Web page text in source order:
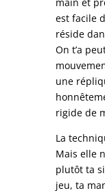
est facile
réside
On t’a
une
rigide de
La
Mais elle
plutôt ta
jeu, ta